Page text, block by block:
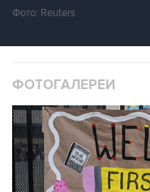
Фото: Reuters
ФОТОГАЛЕРЕИ